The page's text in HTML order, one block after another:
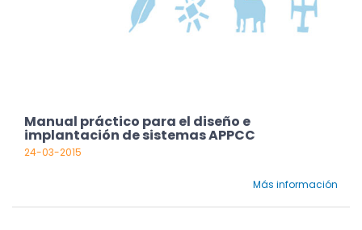
Manual práctico para el diseño e
implantación de sistemas APPCC
24-03-2015
Más información